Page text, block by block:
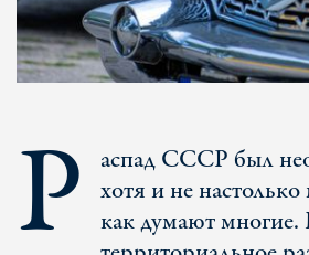
P
аспад СССР был
хотя и не
как думают